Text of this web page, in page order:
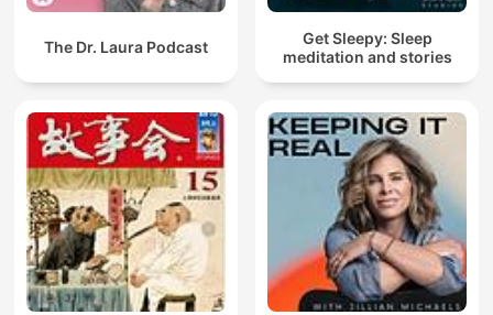
The Dr. Laura Podcast
Get Sleepy: Sleep
meditation and stories